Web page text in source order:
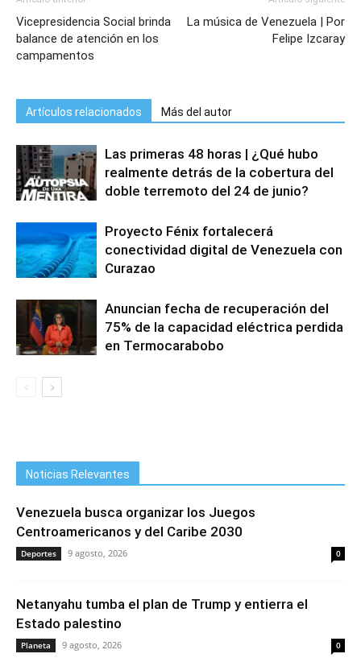
Vicepresidencia Social brinda
balance de atención en los
campamentos
La música de Venezuela | Por
Felipe Izcaray
Artículos relacionados Más del autor
Las primeras 48 horas | ¿Qué hubo
realmente detrás de la cobertura del
doble terremoto del 24 de junio?
Proyecto Fénix fortalecerá
conectividad digital de Venezuela con
Curazao
Anuncian fecha de recuperación del
75% de la capacidad eléctrica perdida
en Termocarabobo
Noticias Relevantes
Venezuela busca organizar los Juegos
Centroamericanos y del Caribe 2030
Deportes 9 agosto, 2026 0
Netanyahu tumba el plan de Trump y entierra el
Estado palestino
Planeta 9 agosto, 2026 0